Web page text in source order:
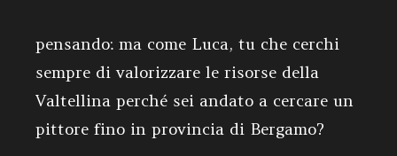
pensando: ma come Luca, tu che cerchi
sempre di valorizzare le risorse della
Valtellina perché sei andato a cercare un
pittore fino in provincia di Bergamo?